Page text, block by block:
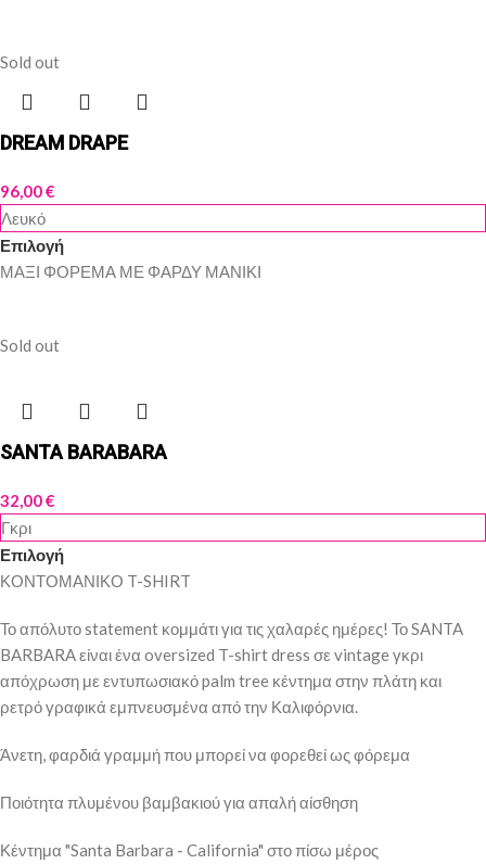
Sold out
DREAM DRAPE
96,00€
Λευκό
Επιλογή
ΜΑΞΙ ΦΟΡΕΜΑ ΜΕ ΦΑΡΔΥ ΜΑΝΙΚΙ
Sold out
SANTA BARABARA
32,00€
Γκρι
Επιλογή
ΚΟΝΤΟΜΑΝΙΚΟ T-SHIRT
Το απόλυτο statement κομμάτι για τις χαλαρές ημέρες! Το SANTA
BARBARA είναι ένα oversized T-shirt dress σε vintage γκρι
απόχρωση με εντυπωσιακό palm tree κέντημα στην πλάτη και
ρετρό γραφικά εμπνευσμένα από την Καλιφόρνια.
Άνετη, φαρδιά γραμμή που μπορεί να φορεθεί ως φόρεμα
Ποιότητα πλυμένου βαμβακιού για απαλή αίσθηση
Κέντημα "Santa Barbara - California" στο πίσω μέρος